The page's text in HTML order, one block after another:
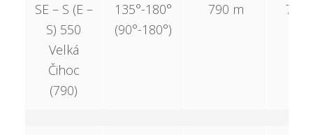
SE – S (E –
S) 550
Velká
Čihoc
(790)
135°-180°
(90°-180°)
790 m 790